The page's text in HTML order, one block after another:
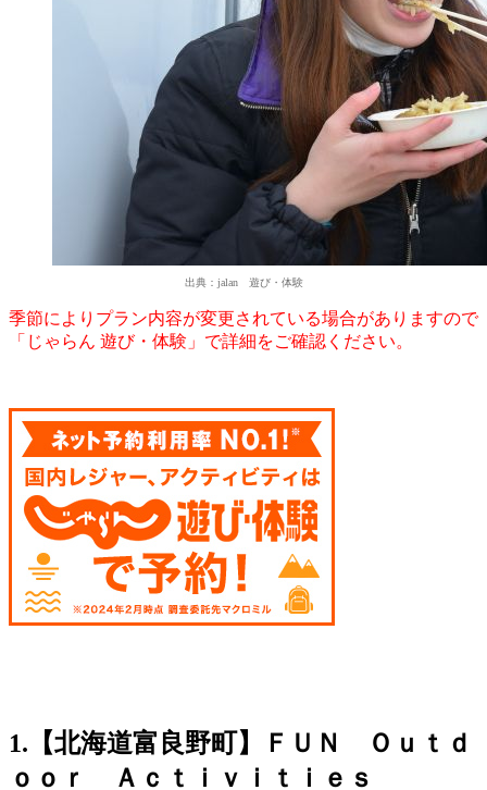
出典：jalan 遊び・体験
季節によりプラン内容が変更されている場合がありますので
「じゃらん 遊び・体験」で詳細をご確認ください。
1.【北海道富良野町】ＦＵＮ Ｏｕｔｄ
ｏｏｒ Ａｃｔｉｖｉｔｉｅｓ